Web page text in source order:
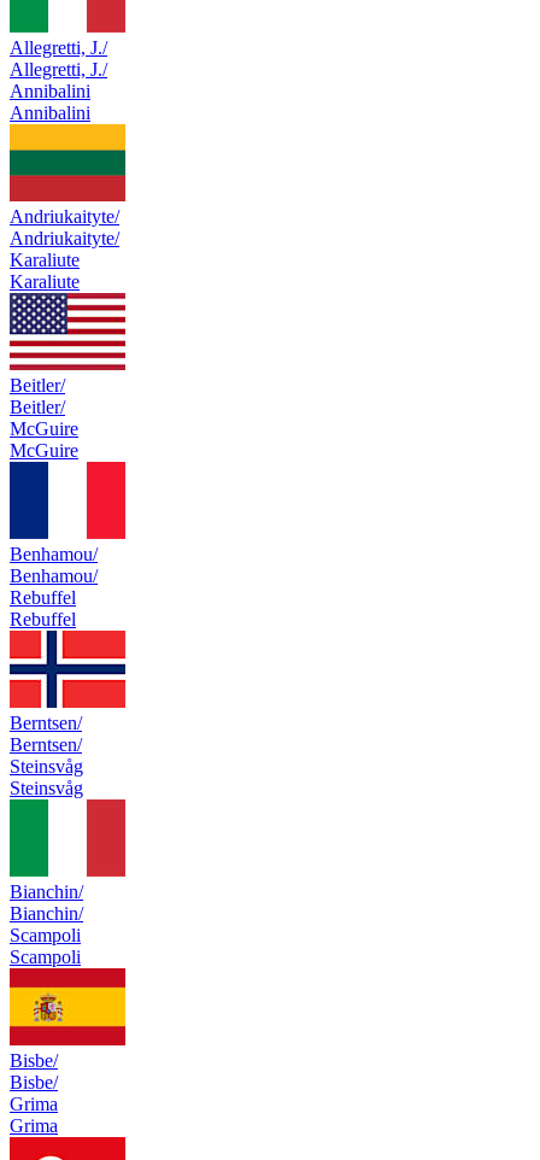
Allegretti, J./
Allegretti, J./
Annibalini
Annibalini
Andriukaityte/
Andriukaityte/
Karaliute
Karaliute
Beitler/
Beitler/
McGuire
McGuire
Benhamou/
Benhamou/
Rebuffel
Rebuffel
Berntsen/
Berntsen/
Steinsvåg
Steinsvåg
Bianchin/
Bianchin/
Scampoli
Scampoli
Bisbe/
Bisbe/
Grima
Grima